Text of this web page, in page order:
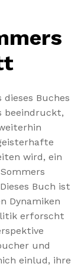
Buches
beeindruckt,
wird, ein
Buch ist
Dynamiken
erforscht
und
einlud, ihre